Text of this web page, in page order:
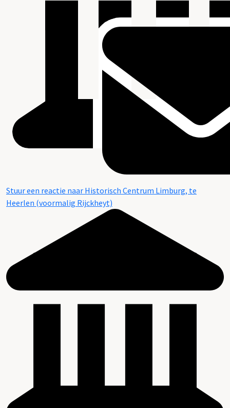
Stuur een reactie naar Historisch Centrum Limburg, te
Heerlen (voormalig Rijckheyt)